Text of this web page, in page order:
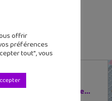
& Sci-fi Show fête...
offrir
préférences
tout", vous